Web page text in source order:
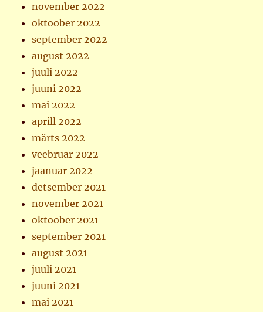
november 2022
oktoober 2022
september 2022
august 2022
juuli 2022
juuni 2022
mai 2022
aprill 2022
märts 2022
veebruar 2022
jaanuar 2022
detsember 2021
november 2021
oktoober 2021
september 2021
august 2021
juuli 2021
juuni 2021
mai 2021